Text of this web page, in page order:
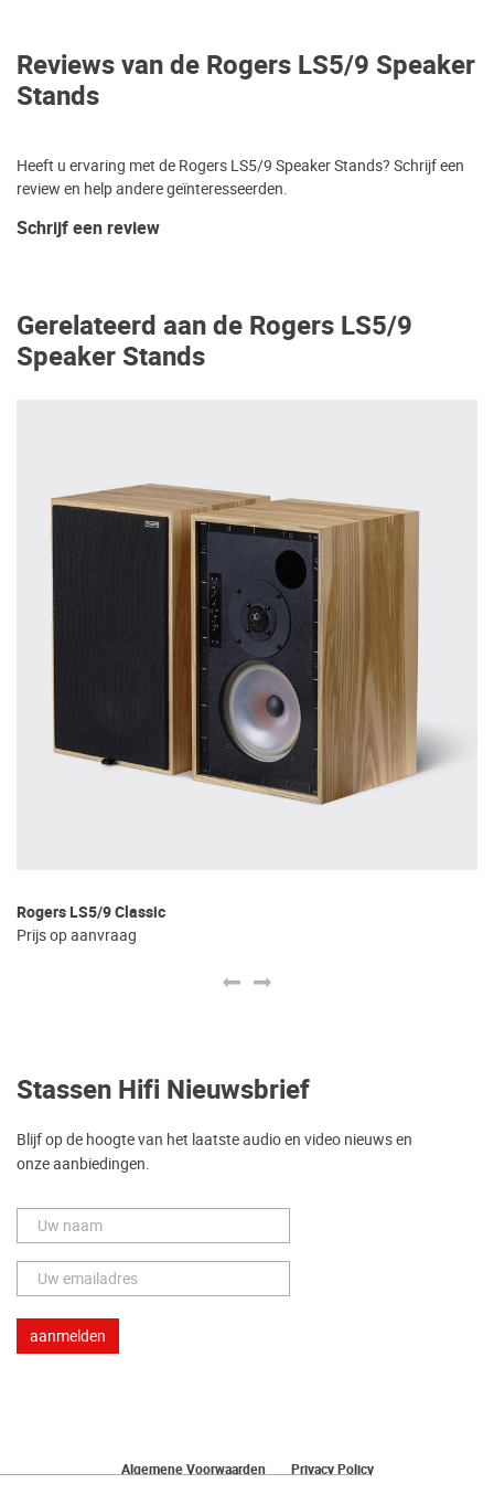
Reviews van de Rogers LS5/9 Speaker
Stands
Heeft u ervaring met de Rogers LS5/9 Speaker Stands? Schrijf een
review en help andere geïnteresseerden.
Schrijf een review
Gerelateerd aan de Rogers LS5/9
Speaker Stands
Rogers LS5/9 Classic
Prijs op aanvraag
Stassen Hifi Nieuwsbrief
Blijf op de hoogte van het laatste audio en video nieuws en
onze aanbiedingen.
Algemene Voorwaarden
Privacy Policy